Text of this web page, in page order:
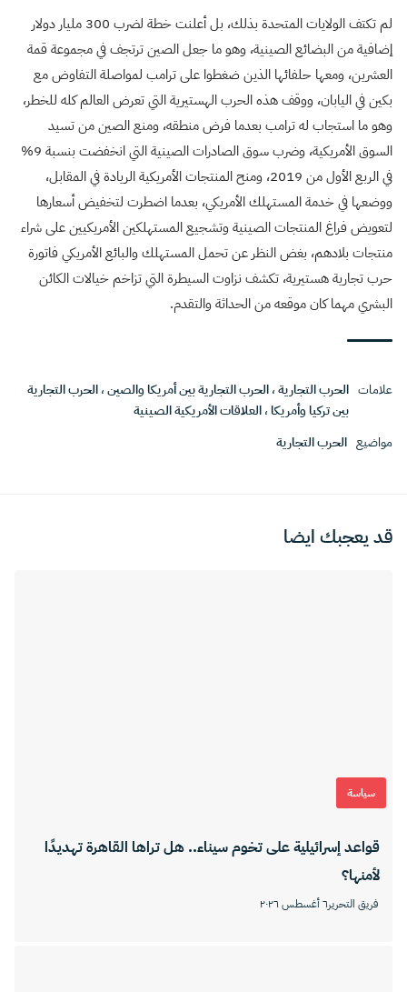
لم تكتف الولايات المتحدة بذلك، بل أعلنت خطة لضرب 300 مليار دولار
إضافية من البضائع الصينية، وهو ما جعل الصين ترتجف في مجموعة قمة
العشرين، ومعها حلفائها الذين ضغطوا على ترامب لمواصلة التفاوض مع
بكين في اليابان، ووقف هذه الحرب الهستيرية التي تعرض العالم كله للخطر،
وهو ما استجاب له ترامب بعدما فرض منطقه، ومنع الصين من تسيد
السوق الأمريكية، وضرب سوق الصادرات الصينية التي انخفضت بنسبة 9%
في الربع الأول من 2019، ومنح المنتجات الأمريكية الريادة في المقابل،
ووضعها في خدمة المستهلك الأمريكي، بعدما اضطرت لتخفيض أسعارها
لتعويض فراغ المنتجات الصينية وتشجيع المستهلكين الأمريكيين على شراء
منتجات بلادهم، بغض النظر عن تحمل المستهلك والبائع الأمريكي فاتورة
حرب تجارية هستيرية، تكشف نزاوت السيطرة التي تزاخم خيالات الكائن
البشري مهما كان موقعه من الحداثة والتقدم.
علامات الحرب التجارية،الحرب التجارية بين أمريكا والصين،الحرب التجارية
بين تركيا وأمريكا،العلاقات الأمريكية الصينية
مواضيع الحرب التجارية
قد يعجبك ايضا
سياسة
قواعد إسرائيلية على تخوم سيناء.. هل تراها القاهرة تهديدًا
لأمنها؟
فريق التحرير٦ أغسطس ٢٠٢٦